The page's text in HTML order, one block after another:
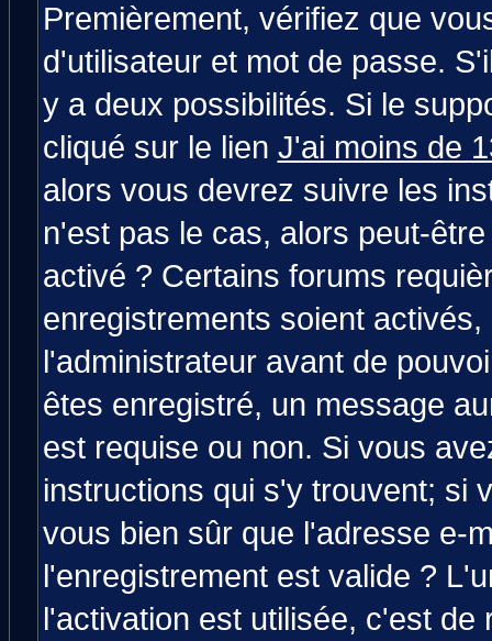
Premièrement, vérifiez que
d'utilisateur et mot de passe.
y a deux possibilités. Si le
cliqué sur le lien J'ai moins de
alors vous devrez suivre les
n'est pas le cas, alors peut-
activé ? Certains forums
enregistrements soient
l'administrateur avant de
êtes enregistré, un message
est requise ou non. Si vous
instructions qui s'y trouvent; si
vous bien sûr que l'adresse e-
l'enregistrement est valide ?
l'activation est utilisée, c'est